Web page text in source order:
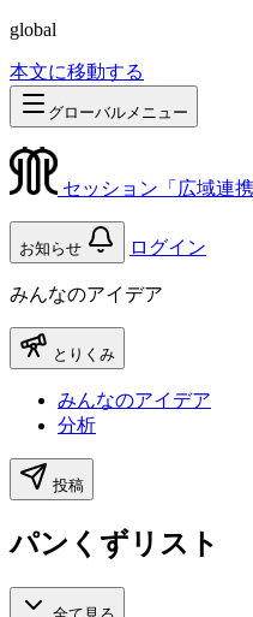
global
本文に移動する
グローバルメニュー
セッション「広域連
お知らせ ログイン
みんなのアイデア
とりくみ
みんなのアイデア
分析
投稿
パンくずリスト